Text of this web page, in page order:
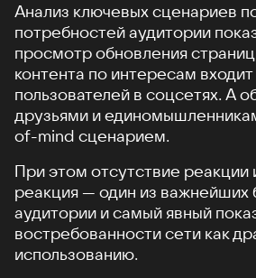
Анализ ключевых сценариев
потребностей аудитории
просмотр обновления
контента по интересам
пользователей в соцсетях. А
друзьями и
of-mind сценарием.
При этом отсутствие реакции
реакция — один из важнейших
аудитории и самый явный
востребованности сети как
использованию.